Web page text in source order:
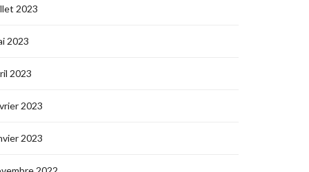
2023
2023
2023
2023
2023